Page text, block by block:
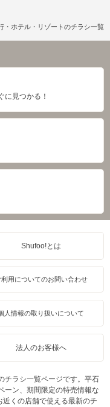
・ホテル・リゾートのチラシ一覧
に見つかる！
Shufoo!とは
利用についてのお問い合わせ
人情報の取り扱いについて
法人のお客様へ
チラシ一覧ページです。平石
ーン、期間限定の特売情報な
くの店舗で使える最新のチ